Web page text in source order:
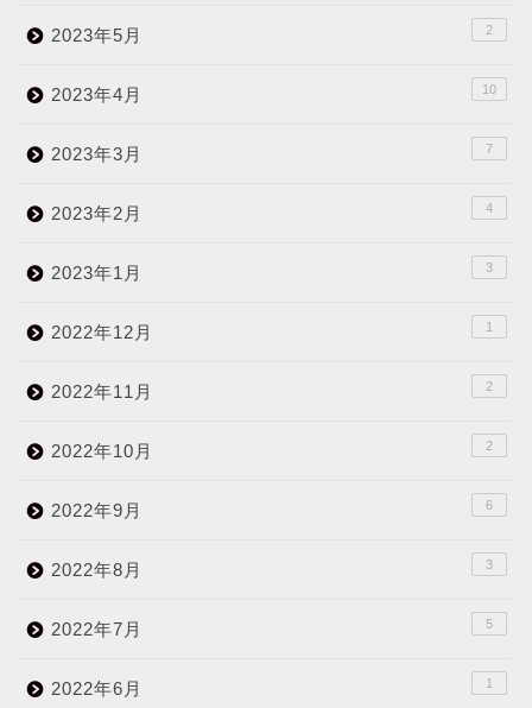
2023年5月 2
2023年4月 10
2023年3月 7
2023年2月 4
2023年1月 3
2022年12月 1
2022年11月 2
2022年10月 2
2022年9月 6
2022年8月 3
2022年7月 5
2022年6月 1